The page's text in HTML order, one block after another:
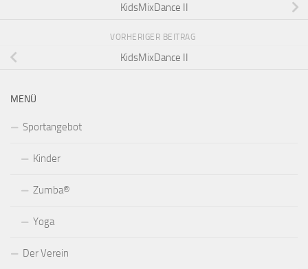
KidsMixDance II
VORHERIGER BEITRAG
KidsMixDance II
MENÜ
Sportangebot
Kinder
Zumba®
Yoga
Der Verein